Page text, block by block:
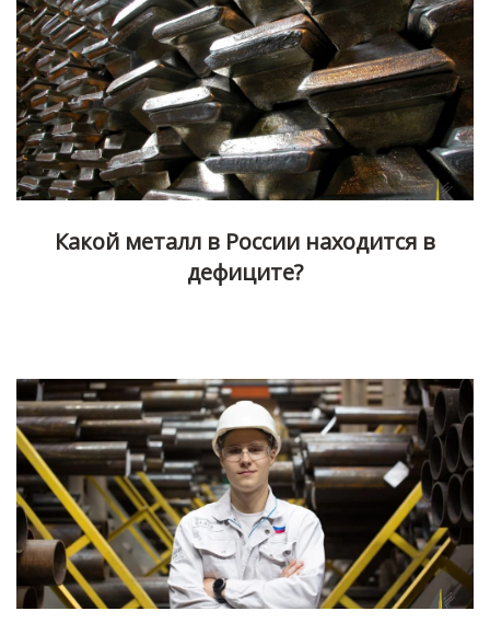
Какой металл в России находится в
дефиците?